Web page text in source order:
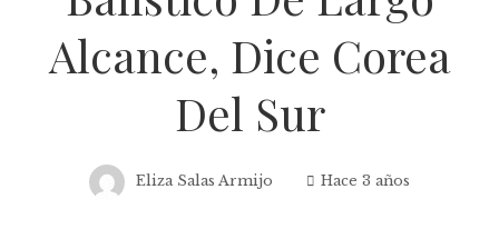
Alcance, Dice Corea
Del Sur
Eliza Salas Armijo Hace 3 años